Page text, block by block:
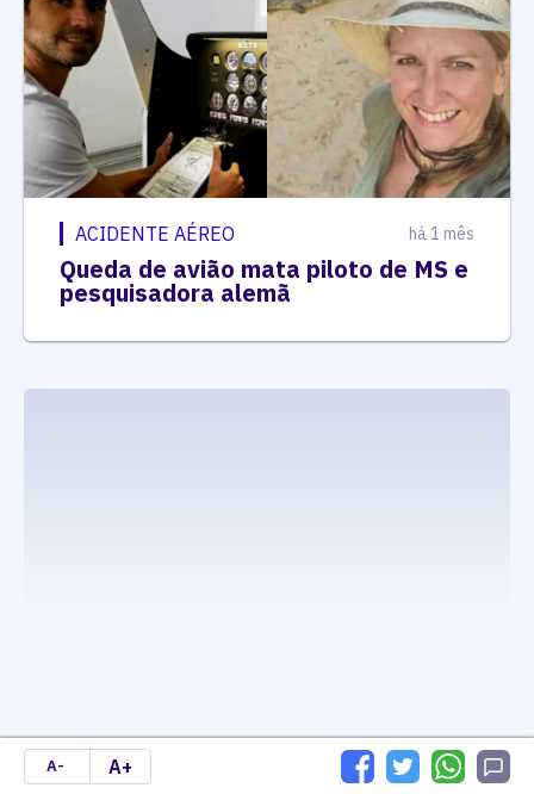
A- A+
ACIDENTE AÉREO há 1 mês
Queda de avião mata piloto de MS e
pesquisadora alemã